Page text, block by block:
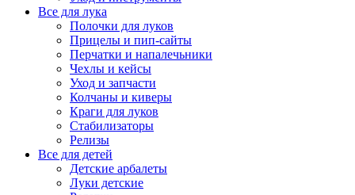
Все для лука
Полочки для луков
Прицелы и пип-сайты
Перчатки и напалечьники
Чехлы и кейсы
Уход и запчасти
Колчаны и киверы
Краги для луков
Стабилизаторы
Релизы
Все для детей
Детские арбалеты
Луки детские